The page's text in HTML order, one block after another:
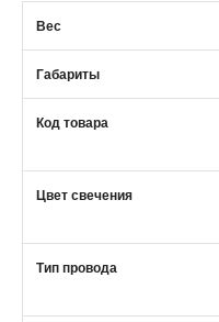
Вес
Габариты
Код товара
Цвет свечения
Тип провода